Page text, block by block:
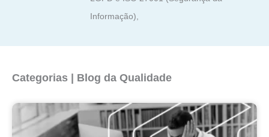
Informação),
Categorias | Blog da Qualidade